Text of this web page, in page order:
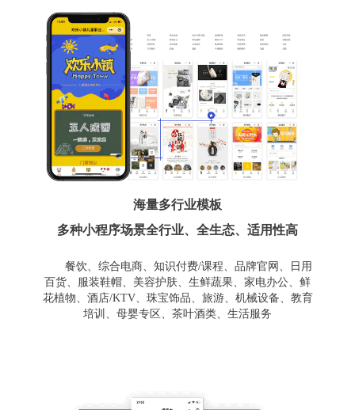
海量多行业模板
多种小程序场景全行业、全生态、适用性高
餐饮、综合电商、知识付费/课程、品牌官网、日用
百货、服装鞋帽、美容护肤、生鲜蔬果、家电办公、鲜
花植物、酒店/KTV、珠宝饰品、旅游、机械设备、教育
培训、母婴专区、茶叶酒类、生活服务